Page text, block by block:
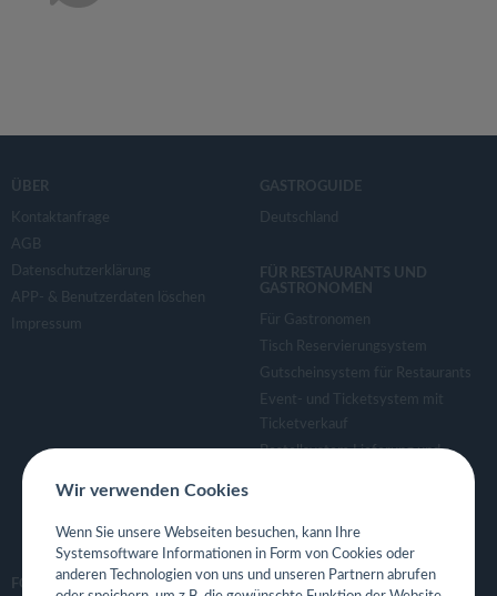
ÜBER
Kontaktanfrage
AGB
Datenschutzerklärung
APP- & Benutzerdaten löschen
Impressum
GASTROGUIDE
Deutschland
FÜR RESTAURANTS UND
GASTRONOMEN
Für Gastronomen
Tisch Reservierungsystem
Gutscheinsystem für Restaurants
Event- und Ticketsystem mit
Ticketverkauf
Bestellsystem Lieferung und
Eigene App für Restaurant
FOLGE UNS
Wir verwenden Cookies
Wenn Sie unsere Webseiten besuchen, kann Ihre
Systemsoftware Informationen in Form von Cookies oder
anderen Technologien von uns und unseren Partnern abrufen